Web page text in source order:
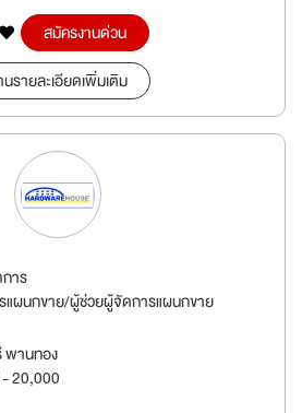
สมัครงานด่วน
รายละเอียดเพิ่มเติม
าร
ผนกขาย/ผู้ช่วยผู้จัดการแผนกขาย
พานทอง
20,000